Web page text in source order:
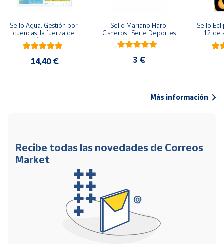
Sello Agua. Gestión por
cuencas: la fuerza de
una idea.| Serie España
ES| Pliego Premium
14,40 €
Sello Mariano Haro
Cisneros | Serie Deportes
3 €
Sello
12 de
Serie
Más información
Recibe todas las novedades de Correos
Market